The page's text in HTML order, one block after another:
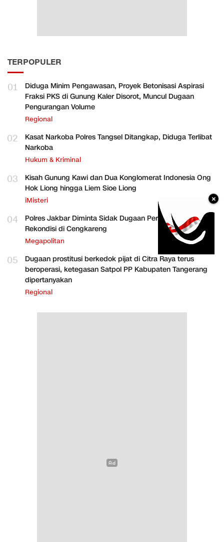
TERPOPULER
01
Diduga Minim Pengawasan, Proyek Betonisasi Aspirasi
Fraksi PKS di Gunung Kaler Disorot, Muncul Dugaan
Pengurangan Volume
Regional
02
Kasat Narkoba Polres Tangsel Ditangkap, Diduga Terlibat
Narkoba
Hukum & Kriminal
03
Kisah Gunung Kawi dan Dua Konglomerat Indonesia Ong
Hok Liong hingga Liem Sioe Liong
iMisteri
04
Polres Jakbar Diminta Sidak Dugaan Perakitan HP
Rekondisi di Cengkareng
Megapolitan
05
Dugaan prostitusi berkedok pijat di Citra Raya terus
beroperasi, ketegasan Satpol PP Kabupaten Tangerang
dipertanyakan
Regional
×